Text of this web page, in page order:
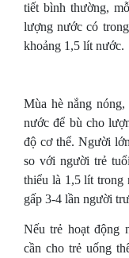
tiết bình thường,
lượng nước có
khoảng 1,5 lít nước.
Mùa hè nắng
nước để bù cho
độ cơ thể. Người
so với người trẻ
thiểu là 1,5 lít trong
gấp 3-4 lần người
Nếu trẻ hoạt động
cần cho trẻ uống